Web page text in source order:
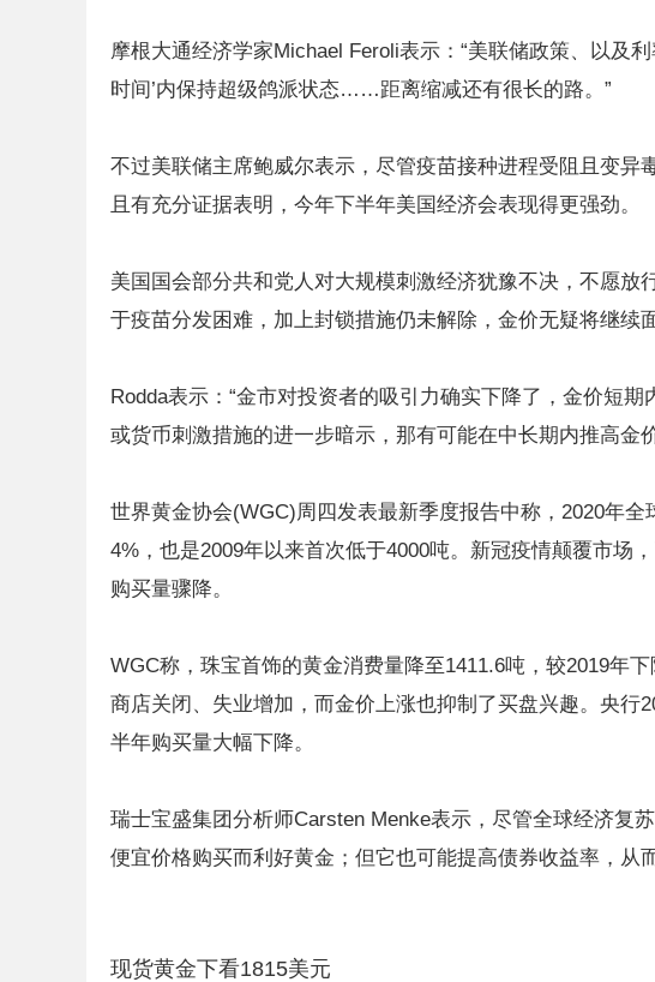
摩根大通经济学家Michael Feroli表示：“美联储政策、以及
时间’内保持超级鸽派状态……距离缩减还有很长的路。”
不过美联储主席鲍威尔表示，尽管疫苗接种进程受阻且变异
且有充分证据表明，今年下半年美国经济会表现得更强劲。
美国国会部分共和党人对大规模刺激经济犹豫不决，不愿放
于疫苗分发困难，加上封锁措施仍未解除，金价无疑将继续
Rodda表示：“金市对投资者的吸引力确实下降了，金价短
或货币刺激措施的进一步暗示，那有可能在中长期内推高金
世界黄金协会(WGC)周四发表最新季度报告中称，2020年
4%，也是2009年以来首次低于4000吨。新冠疫情颠覆市场
购买量骤降。
WGC称，珠宝首饰的黄金消费量降至1411.6吨，较2019年
商店关闭、失业增加，而金价上涨也抑制了买盘兴趣。央行
半年购买量大幅下降。
瑞士宝盛集团分析师Carsten Menke表示，尽管全球经济复
便宜价格购买而利好黄金；但它也可能提高债券收益率，从
现货黄金下看1815美元